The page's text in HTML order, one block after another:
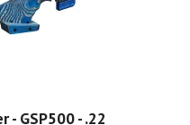
- GSP500 - .22